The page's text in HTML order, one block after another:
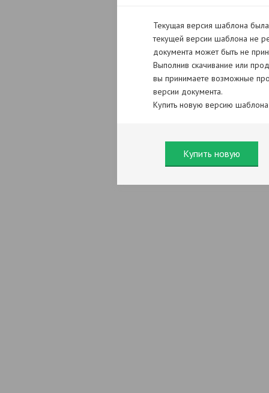
Текущая версия шаблона
текущей версии шаблона не
документа может быть не
Выполнив скачивание или
вы принимаете возможные
версии документа.
Купить новую версию
Купить новую